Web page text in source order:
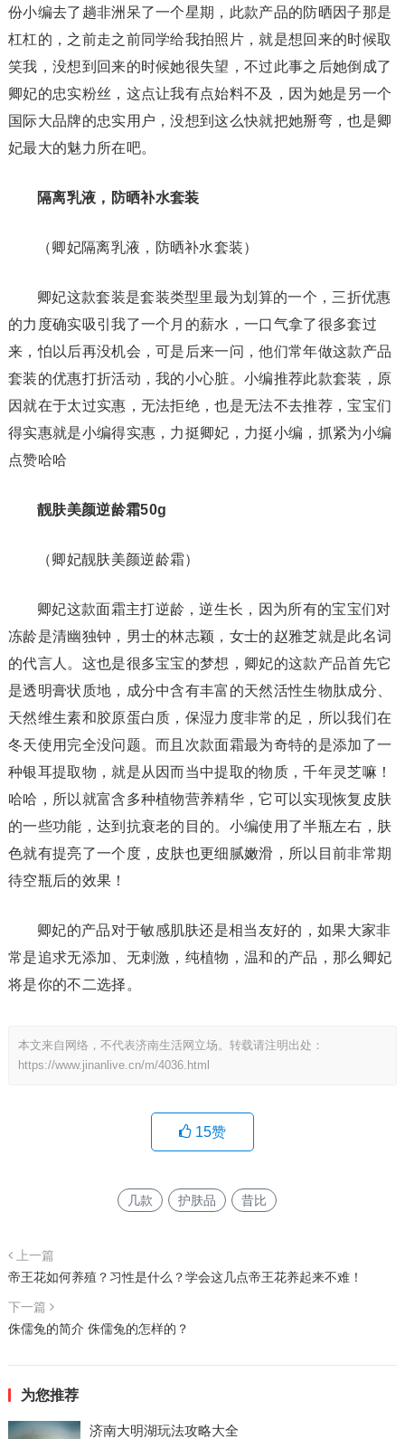
份小编去了趟非洲呆了一个星期，此款产品的防晒因子那是
杠杠的，之前走之前同学给我拍照片，就是想回来的时候取
笑我，没想到回来的时候她很失望，不过此事之后她倒成了
卿妃的忠实粉丝，这点让我有点始料不及，因为她是另一个
国际大品牌的忠实用户，没想到这么快就把她掰弯，也是卿
妃最大的魅力所在吧。
隔离乳液，防晒补水套装
（卿妃隔离乳液，防晒补水套装）
卿妃这款套装是套装类型里最为划算的一个，三折优惠
的力度确实吸引我了一个月的薪水，一口气拿了很多套过
来，怕以后再没机会，可是后来一问，他们常年做这款产品
套装的优惠打折活动，我的小心脏。小编推荐此款套装，原
因就在于太过实惠，无法拒绝，也是无法不去推荐，宝宝们
得实惠就是小编得实惠，力挺卿妃，力挺小编，抓紧为小编
点赞哈哈
靓肤美颜逆龄霜50g
（卿妃靓肤美颜逆龄霜）
卿妃这款面霜主打逆龄，逆生长，因为所有的宝宝们对
冻龄是清幽独钟，男士的林志颖，女士的赵雅芝就是此名词
的代言人。这也是很多宝宝的梦想，卿妃的这款产品首先它
是透明膏状质地，成分中含有丰富的天然活性生物肽成分、
天然维生素和胶原蛋白质，保湿力度非常的足，所以我们在
冬天使用完全没问题。而且次款面霜最为奇特的是添加了一
种银耳提取物，就是从因而当中提取的物质，千年灵芝嘛！
哈哈，所以就富含多种植物营养精华，它可以实现恢复皮肤
的一些功能，达到抗衰老的目的。小编使用了半瓶左右，肤
色就有提亮了一个度，皮肤也更细腻嫩滑，所以目前非常期
待空瓶后的效果！
卿妃的产品对于敏感肌肤还是相当友好的，如果大家非
常是追求无添加、无刺激，纯植物，温和的产品，那么卿妃
将是你的不二选择。
本文来自网络，不代表济南生活网立场。转载请注明出处：
https://www.jinanlive.cn/m/4036.html
15赞
几款 护肤品 昔比
上一篇
帝王花如何养殖？习性是什么？学会这几点帝王花养起来不难！
下一篇
侏儒兔的简介 侏儒兔的怎样的？
为您推荐
济南大明湖玩法攻略大全